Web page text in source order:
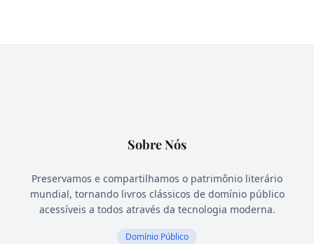
Sobre Nós
Preservamos e compartilhamos o patrimônio literário
mundial, tornando livros clássicos de domínio público
acessíveis a todos através da tecnologia moderna.
Domínio Público